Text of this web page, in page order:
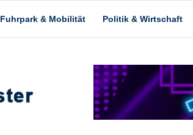
Fuhrpark & Mobilität Politik & Wirtschaft